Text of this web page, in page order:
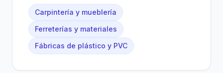
Carpintería y mueblería
Ferreterías y materiales
Fábricas de plástico y PVC